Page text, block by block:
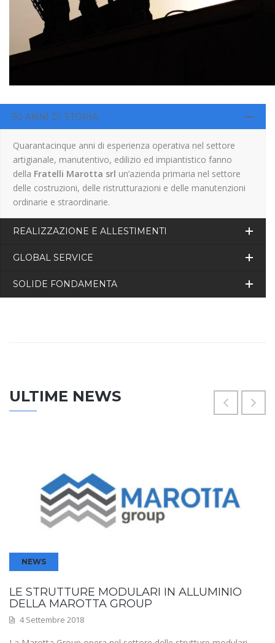
50 ANNI DI STORIA
Quarantacinque anni di esperienza operativa nel settore
artigianale, manutentivo, edilizio ed impiantistico fanno
della Fratelli Marotta srl un’azienda primaria nel settore
delle costruzioni, delle ristrutturazioni e delle manutenzioni
ordinarie e straordinarie.
REALIZZAZIONE E ALLESTIMENTI
GLOBAL SERVICE
SOLIDE FONDAMENTA
ULTIME NEWS
NEWS
LE STRUTTURE MODULARI IN ALLUMINIO
DELLA MAROTTA GROUP
4 Settembre 2018